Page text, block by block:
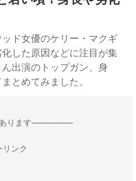
ド女優のケリー・マクギ
した原因などに注目が集
出演のトップガン、身
とめてみました。
ります--------------------
ンク